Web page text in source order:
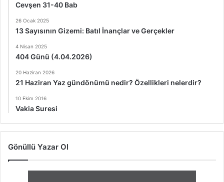
Cevşen 31-40 Bab
26 Ocak 2025
13 Sayısının Gizemi: Batıl İnançlar ve Gerçekler
4 Nisan 2025
404 Günü (4.04.2026)
20 Haziran 2026
21 Haziran Yaz gündönümü nedir? Özellikleri nelerdir?
10 Ekim 2016
Vakia Suresi
Gönüllü Yazar Ol